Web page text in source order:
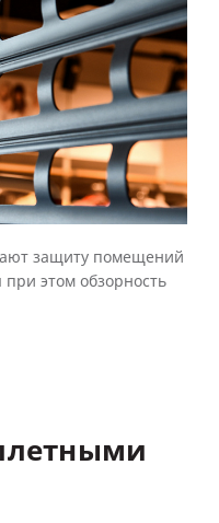
защиту помещений
этом обзорность